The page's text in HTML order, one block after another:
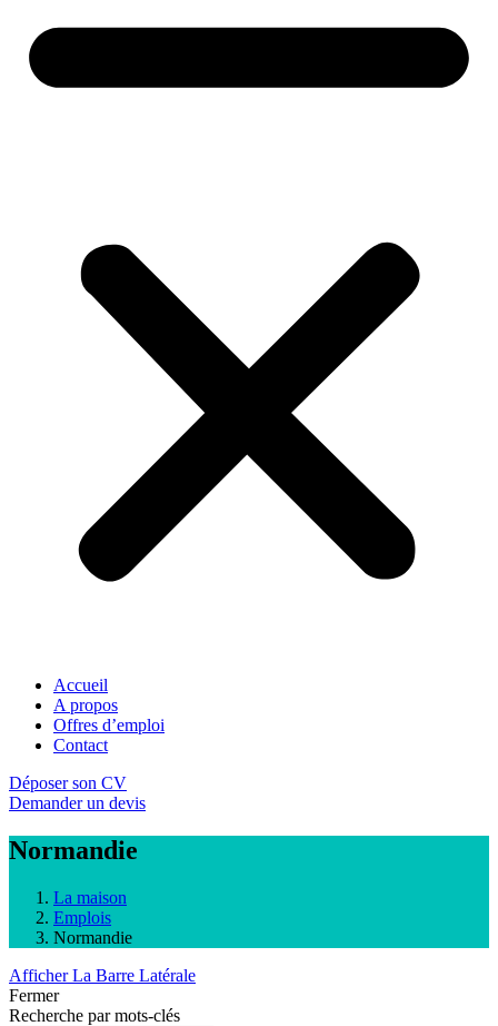
Accueil
A propos
Offres d’emploi
Contact
Déposer son CV
Demander un devis
Normandie
La maison
Emplois
Normandie
Afficher La Barre Latérale
Fermer
Recherche par mots-clés